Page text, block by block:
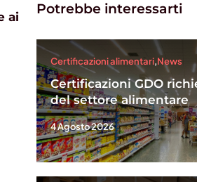
ai
Potrebbe interessarti
Certificazioni alimentari,News
Certificazioni GDO
del settore alimentare
4 Agosto 2026